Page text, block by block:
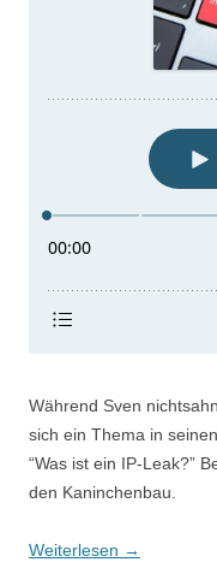
Während Sven
sich ein Thema in
“Was ist ein IP-Leak?”
den Kaninchenbau.
Weiterlesen →